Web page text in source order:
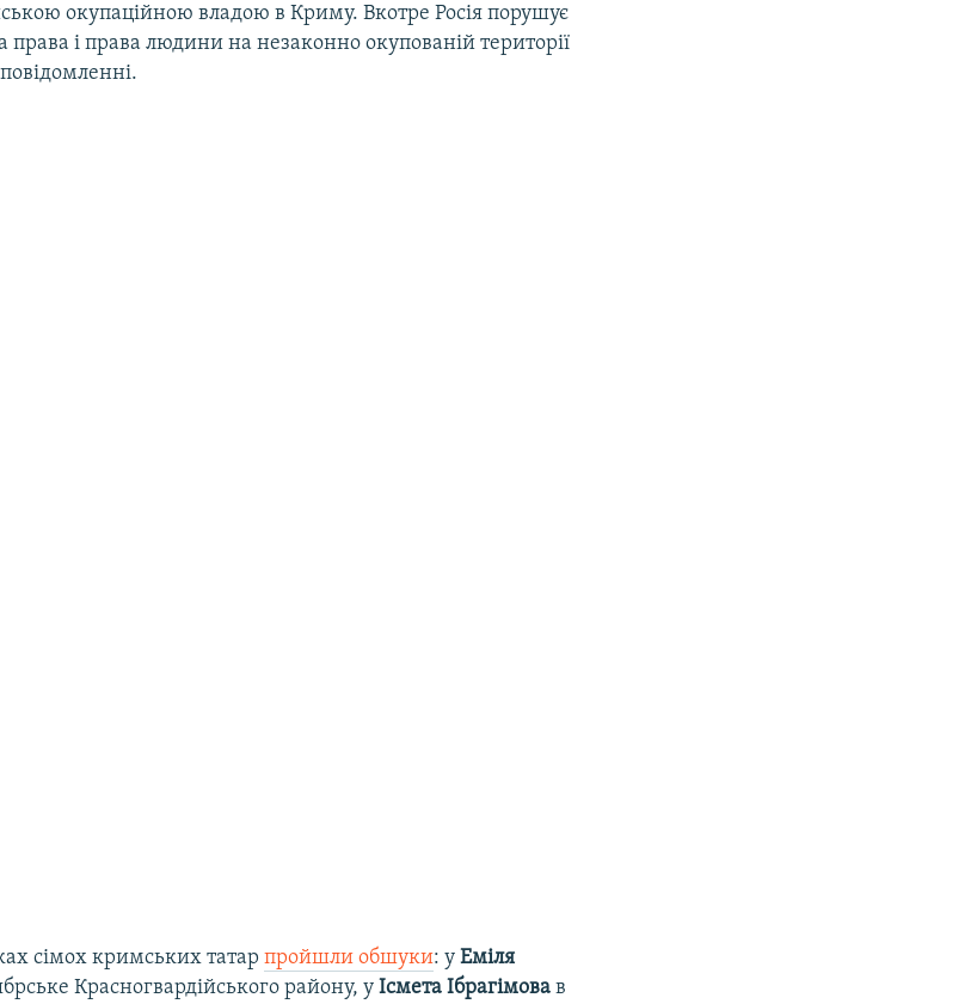
окупаційною владою в Криму. Вкотре Росія порушує
і права людини на незаконно окупованій території
сімох кримських татарпройшли обшуки: уЕміля
Красногвардійського району, уІсмета Ібрагімова в